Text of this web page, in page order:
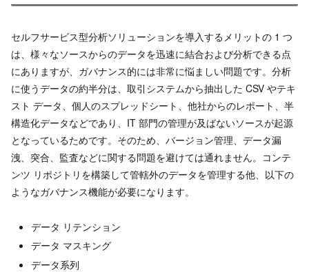
セルフサービス型分析ソリューションを導入するメリットの 1 つ
は、様々なソースからのデータを迅速に結合および分析できる点
にありますが、ガバナンス的には非常に悩ましい問題です。分析
に使うデータの約半分は、取引システムから抽出した CSV やテキ
スト データ、個人のスプレッドシート、他社からのレポート、半
構造化データなどであり、IT 部門の管理が及ばないソースが起源
となっているためです。そのため、バージョン管理、データ漏
洩、突合、監査などに関する問題を避けては通れません。コンテ
ンツ リポジトリを構築して管轄外のデータを管理する他、以下の
ようなガバナンス機能が必要になります。
データ リテンション
データ マスキング
データ系列